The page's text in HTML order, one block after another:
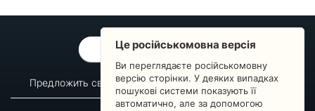
ОБРАТНАЯ СВЯЗЬ
Предложить свой вопрос Статистика изменений
Це російськомовна версія
Ви переглядаєте російськомовну
версію сторінки. У деяких випадках
пошукові системи показують її
автоматично, але за допомогою